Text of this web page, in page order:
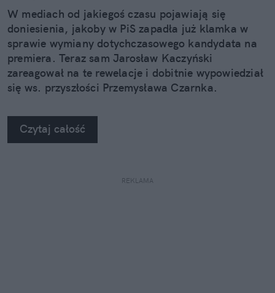
W mediach od jakiegoś czasu pojawiają się
doniesienia, jakoby w PiS zapadła już klamka w
sprawie wymiany dotychczasowego kandydata na
premiera. Teraz sam Jarosław Kaczyński
zareagował na te rewelacje i dobitnie wypowiedział
się ws. przyszłości Przemysława Czarnka.
Czytaj całość
REKLAMA